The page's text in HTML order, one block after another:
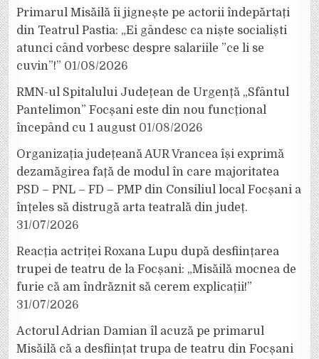
Primarul Misăilă îi jignește pe actorii îndepărtați
din Teatrul Pastia: „Ei gândesc ca niște socialiști
atunci când vorbesc despre salariile ”ce li se
cuvin”!” 01/08/2026
RMN-ul Spitalului Județean de Urgență „Sfântul
Pantelimon” Focșani este din nou funcțional
începând cu 1 august 01/08/2026
Organizația județeană AUR Vrancea își exprimă
dezamăgirea față de modul în care majoritatea
PSD – PNL – FD – PMP din Consiliul local Focșani a
înțeles să distrugă arta teatrală din județ.
31/07/2026
Reacția actriței Roxana Lupu după desființarea
trupei de teatru de la Focșani: „Misăilă mocnea de
furie că am îndrăznit să cerem explicații!”
31/07/2026
Actorul Adrian Damian îl acuză pe primarul
Misăilă că a desființat trupa de teatru din Focșani